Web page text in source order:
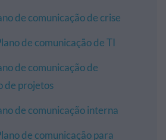
de comunicação de crise
de comunicação de TI
de comunicação de
de projetos
de comunicação interna
de comunicação para